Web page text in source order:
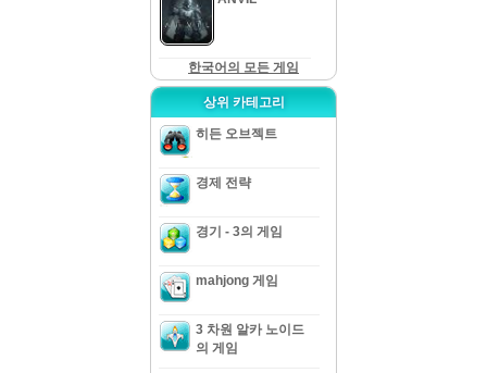
한국어의 모든 게임
상위 카테고리
히든 오브젝트
경제 전략
경기 - 3의 게임
mahjong 게임
3 차원 알카 노이드
의 게임